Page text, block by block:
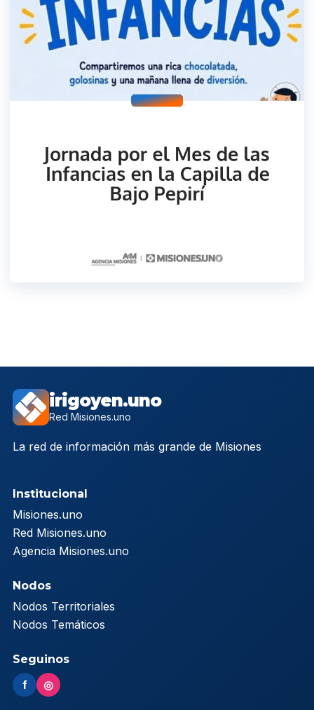
irigoyen.uno
Red Misiones.uno
La red de información más grande de Misiones
Institucional
Misiones.uno
Red Misiones.uno
Agencia Misiones.uno
Nodos
Nodos Territoriales
Nodos Temáticos
Seguinos
f ◎